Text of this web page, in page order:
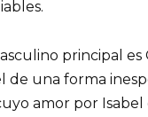
principal
de una forma
amor por Isabel